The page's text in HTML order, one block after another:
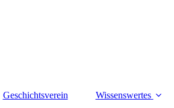
Geschichtsverein Wissenswertes